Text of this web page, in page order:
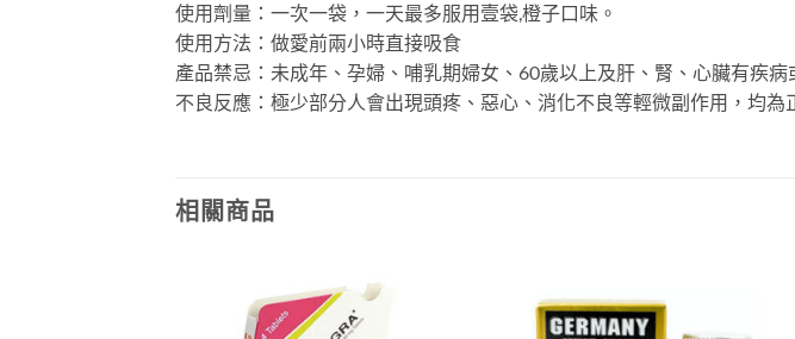
使用劑量：一次一袋，一天最多服用壹袋,橙子口味。
使用方法：做愛前兩小時直接吸食
產品禁忌：未成年、孕婦、哺乳期婦女、60歲以上及肝、腎、心臟有疾
不良反應：極少部分人會出現頭疼、惡心、消化不良等輕微副作用，均
相關商品